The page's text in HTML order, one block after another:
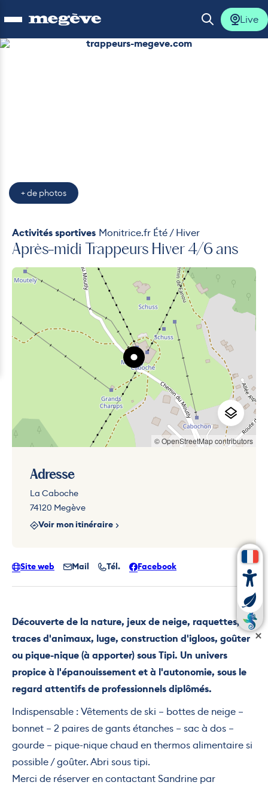
Ouvrir le menu Ouvrir la
Live
Activités sportives Monitrice.fr Été / Hiver
Après-midi Trappeurs Hiver 4/6 ans
trappeurs-megeve.com
+ de photos
Découverte de la nature, jeux de neige, raquettes,
traces d'animaux, luge, construction d'igloos, goûter
ou pique-nique (à apporter) sous Tipi. Un univers
propice à l'épanouissement et à l'autonomie, sous le
regard attentifs de professionnels diplômés.
Indispensable : Vêtements de ski – bottes de neige –
bonnet – 2 paires de gants étanches – sac à dos –
gourde – pique-nique chaud en thermos alimentaire si
possible / goûter. Abri sous tipi.
Merci de réserver en contactant Sandrine par
© OpenStreetMap contributors
Adresse
La Caboche
74120 Megève
Voir mon itinéraire
Site web Mail Tél. Facebook